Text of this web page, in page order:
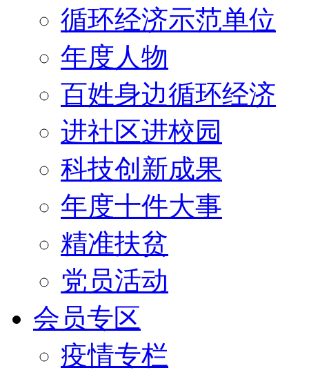
循环经济示范单位
年度人物
百姓身边循环经济
进社区进校园
科技创新成果
年度十件大事
精准扶贫
党员活动
会员专区
疫情专栏